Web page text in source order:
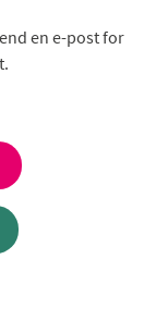
en e-post for